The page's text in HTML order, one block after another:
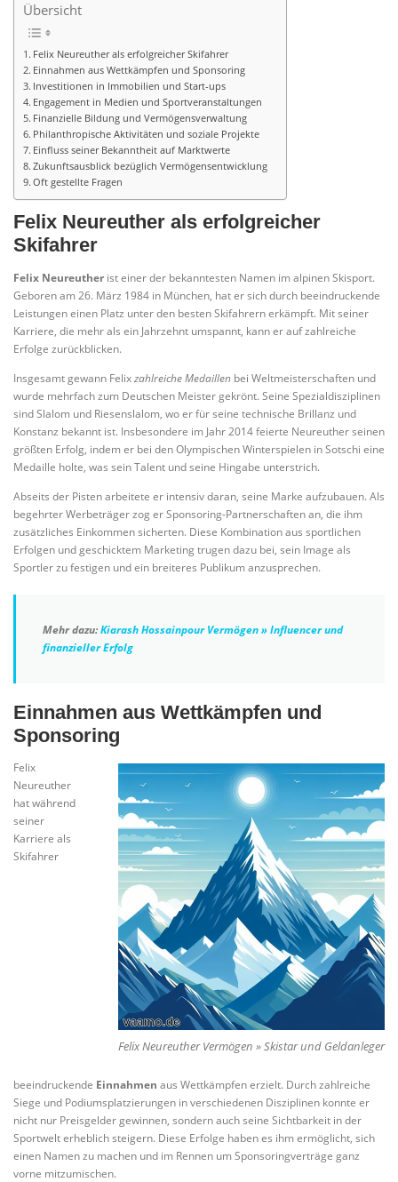
Übersicht
Felix Neureuther als erfolgreicher Skifahrer
Einnahmen aus Wettkämpfen und Sponsoring
Investitionen in Immobilien und Start-ups
Engagement in Medien und Sportveranstaltungen
Finanzielle Bildung und Vermögensverwaltung
Philanthropische Aktivitäten und soziale Projekte
Einfluss seiner Bekanntheit auf Marktwerte
Zukunftsausblick bezüglich Vermögensentwicklung
Oft gestellte Fragen
Felix Neureuther als erfolgreicher
Skifahrer
Felix Neureuther ist einer der bekanntesten Namen im alpinen Skisport.
Geboren am 26. März 1984 in München, hat er sich durch beeindruckende
Leistungen einen Platz unter den besten Skifahrern erkämpft. Mit seiner
Karriere, die mehr als ein Jahrzehnt umspannt, kann er auf zahlreiche
Erfolge zurückblicken.
Insgesamt gewann Felixzahlreiche Medaillen bei Weltmeisterschaften und
wurde mehrfach zum Deutschen Meister gekrönt. Seine Spezialdisziplinen
sind Slalom und Riesenslalom, wo er für seine technische Brillanz und
Konstanz bekannt ist. Insbesondere im Jahr 2014 feierte Neureuther seinen
größten Erfolg, indem er bei den Olympischen Winterspielen in Sotschi eine
Medaille holte, was sein Talent und seine Hingabe unterstrich.
Abseits der Pisten arbeitete er intensiv daran, seine Marke aufzubauen. Als
begehrter Werbeträger zog er Sponsoring-Partnerschaften an, die ihm
zusätzliches Einkommen sicherten. Diese Kombination aus sportlichen
Erfolgen und geschicktem Marketing trugen dazu bei, sein Image als
Sportler zu festigen und ein breiteres Publikum anzusprechen.
Mehr dazu:Kiarash Hossainpour Vermögen » Influencer und
finanzieller Erfolg
Einnahmen aus Wettkämpfen und
Sponsoring
Felix Neureuther Vermögen » Skistar und Geldanleger
Felix
Neureuther
hat während
seiner
Karriere als
Skifahrer
beeindruckende Einnahmen aus Wettkämpfen erzielt. Durch zahlreiche
Siege und Podiumsplatzierungen in verschiedenen Disziplinen konnte er
nicht nur Preisgelder gewinnen, sondern auch seine Sichtbarkeit in der
Sportwelt erheblich steigern. Diese Erfolge haben es ihm ermöglicht, sich
einen Namen zu machen und im Rennen um Sponsoringverträge ganz
vorne mitzumischen.